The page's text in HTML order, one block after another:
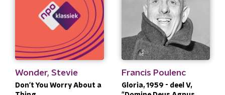
Wonder, Stevie
Don't You Worry About a
Francis Poulenc
Gloria, 1959 - deel V,